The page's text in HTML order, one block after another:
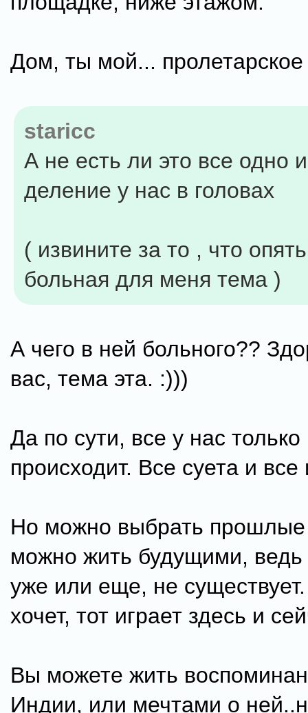
Дом, ты мой...
staricc
А не есть ли это все одно
деление у нас в головах
( извините за то , что
больная для меня тема )
А чего в ней больного??
вас, тема эта. :)))
Да по сути, все у нас только
происходит. Все суета и
Но можно выбрать
можно жить будущими, ведь
уже или еще, не
хочет, тот играет здесь и
Вы можете жить
Индии, или мечтами о